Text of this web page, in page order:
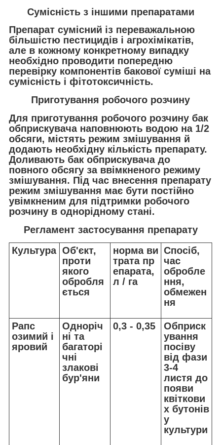
Сумісність з іншими препаратами
Препарат сумісний із переважальною
більшістю пестицидів і агрохімікатів,
але в кожному конкретному випадку
необхідно проводити попередню
перевірку компонентів бакової суміші на
сумісність і фітотоксичність.
Приготування робочого розчину
Для приготування робочого розчину бак
обприскувача наповнюють водою на 1/2
обсяги, містять режим змішування й
додають необхідну кількість препарату.
Доливають бак обприскувача до
повного обсягу за ввімкненого режиму
змішування. Під час внесення препарату
режим змішування має бути постійно
увімкненим для підтримки робочого
розчину в однорідному стані.
Регламент застосування препарату
Культура Об'єкт,
проти
якого
обробля
ється
норма ви
трата пр
епарата,
л / га
Спосіб,
час
обробле
ння,
обмежен
ня
Рапс
озимий і
яровий
Одноріч
ні та
багаторі
чні
злакові
бур'яни
0,3 - 0,35
Обприск
ування
посіву
від фази
3-4
листя до
появи
квіткови
х бутонів
у
культури